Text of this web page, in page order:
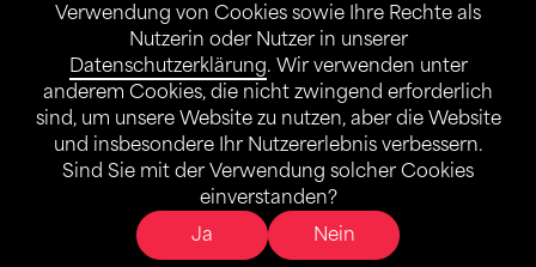
Verwendung von Cookies sowie Ihre Rechte als
Nutzerin oder Nutzer in unserer
Datenschutzerklärung. Wir verwenden unter
anderem Cookies, die nicht zwingend erforderlich
sind, um unsere Website zu nutzen, aber die Website
und insbesondere Ihr Nutzererlebnis verbessern.
Sind Sie mit der Verwendung solcher Cookies
einverstanden?
Ja
Nein